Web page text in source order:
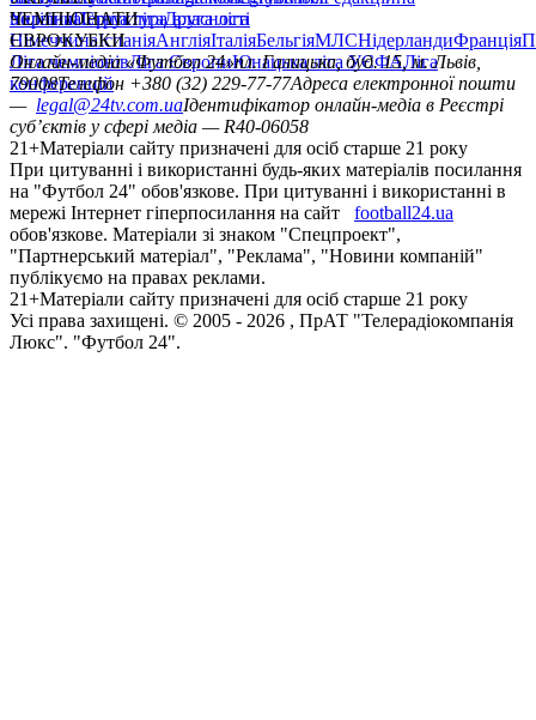
політикаСтруктура власності
УкраїнаПерша лігаДруга ліга
ЧЕМПІОНАТИ
НімеччинаІспаніяАнгліяІталіяБельгіяМЛСНідерландиФранція
ЄВРОКУБКИ
Ліга чемпіонівЛіга ЄвропиЮнацька ліга УЄФАЛіга
конференцій
Онлайн-медіа «Футбол 24»пл. Галицька, буд. 15, м. Львів,
79008Телефон +380 (32) 229-77-77Адреса електронної пошти
— legal@24tv.com.uaІдентифікатор онлайн-медіа в Реєстрі
суб’єктів у сфері медіа — R40-06058
21+Матеріали сайту призначені для осіб старше 21 року
При цитуванні і використанні будь-яких матеріалів посилання
на "Футбол 24" обов'язкове. При цитуванні і використанні в
мережі Інтернет гіперпосилання на сайт
football24.ua
обов'язкове. Матеріали зі знаком "Спецпроект",
"Партнерський матеріал", "Реклама", "Новини компаній"
публікуємо на правах реклами.
21+Матеріали сайту призначені для осіб старше 21 року
Усi права захищенi. © 2005 - 2026 , ПрАТ "Телерадіокомпанія
Люкс". "Футбол 24".